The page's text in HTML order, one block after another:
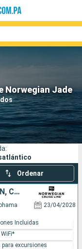
Norwegian Jade
Compañías
Ordenar
ESTADOS UNIDOS, FRANCIA, JAPÓN, CANADÁ
23/04/2028
Incluidas
WiFi*
para excursiones